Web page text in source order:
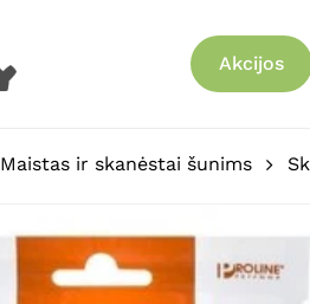
Akcijos
Maistas ir skanėstai šunims